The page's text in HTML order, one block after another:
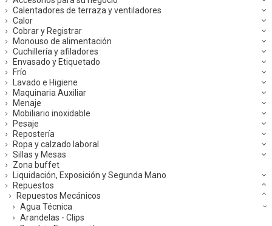
Calentadores de terraza y ventiladores
Calor
Cobrar y Registrar
Monouso de alimentación
Cuchillería y afiladores
Envasado y Etiquetado
Frío
Lavado e Higiene
Maquinaria Auxiliar
Menaje
Mobiliario inoxidable
Pesaje
Repostería
Ropa y calzado laboral
Sillas y Mesas
Zona buffet
Liquidación, Exposición y Segunda Mano
Repuestos
Repuestos Mecánicos
Agua Técnica
Arandelas - Clips